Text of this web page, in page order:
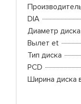
DIA
Диаметр диска
Вылет et
Тип диска
PCD
Ширина диска